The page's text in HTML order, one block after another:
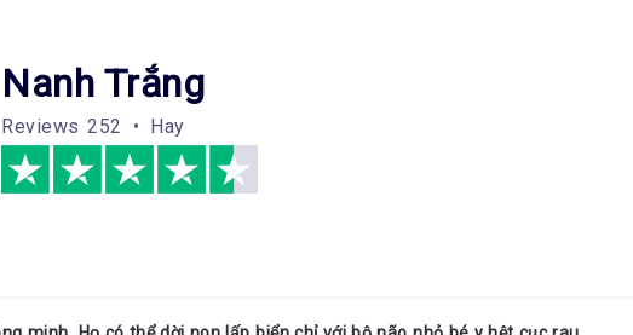
Nanh Trắng
Reviews 252 • Hay